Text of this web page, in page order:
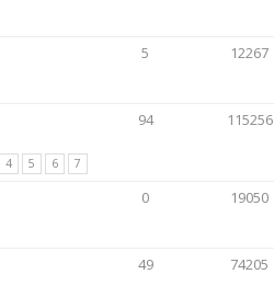
5 12267
4 5 6 7
94 115256
0 19050
49 74205